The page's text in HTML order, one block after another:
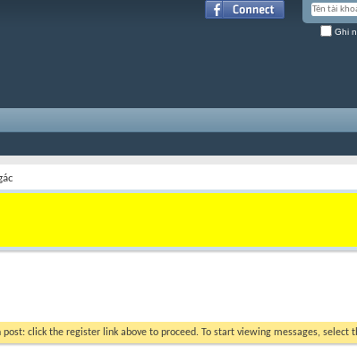
Ghi
post: click the register link above to proceed. To start viewing messages,